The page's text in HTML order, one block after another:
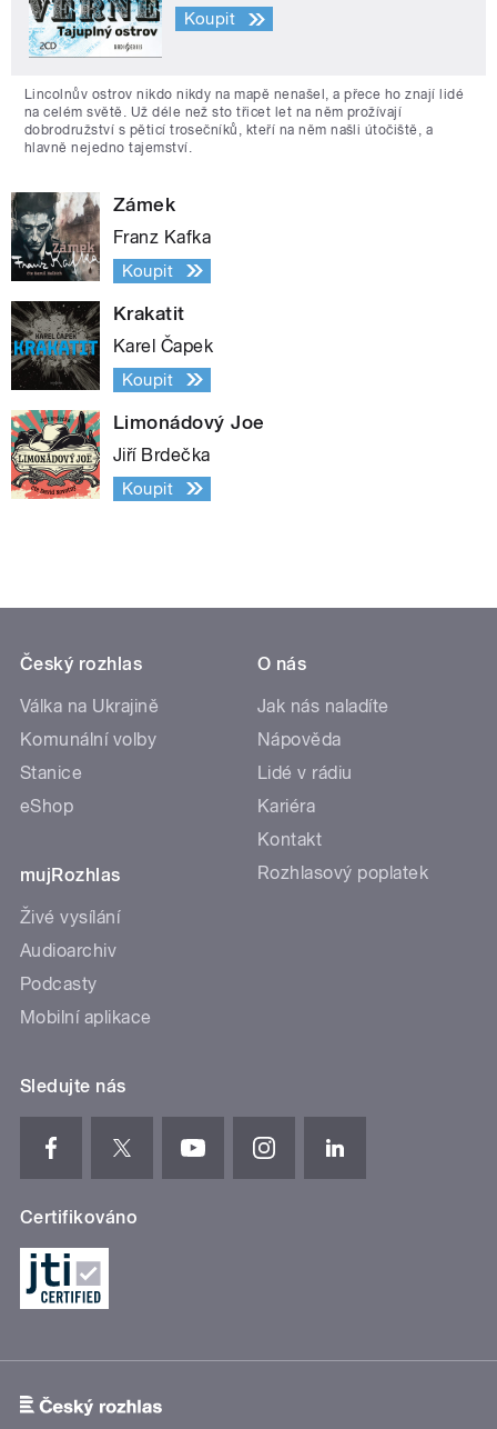
Koupit
Lincolnův ostrov nikdo nikdy na mapě nenašel, a přece ho znají lidé
na celém světě. Už déle než sto třicet let na něm prožívají
dobrodružství s pěticí trosečníků, kteří na něm našli útočiště, a
hlavně nejedno tajemství.
Zámek
Franz Kafka
Koupit
Krakatit
Karel Čapek
Koupit
Limonádový Joe
Jiří Brdečka
Koupit
Český rozhlas
Válka na Ukrajině
Komunální volby
Stanice
eShop
mujRozhlas
Živé vysílání
Audioarchiv
Podcasty
Mobilní aplikace
O nás
Jak nás naladíte
Nápověda
Lidé v rádiu
Kariéra
Kontakt
Rozhlasový poplatek
Sledujte nás
Certifikováno